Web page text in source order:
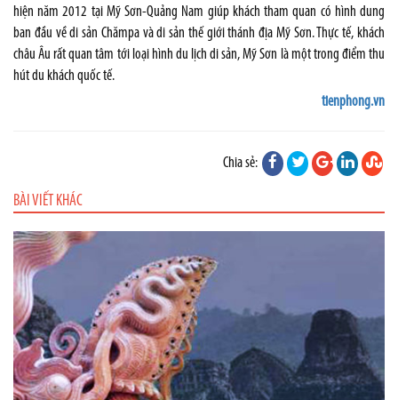
hiện năm 2012 tại Mỹ Sơn-Quảng Nam giúp khách tham quan có hình dung
ban đầu về di sản Chămpa và di sản thế giới thánh địa Mỹ Sơn. Thực tế, khách
châu Âu rất quan tâm tới loại hình du lịch di sản, Mỹ Sơn là một trong điểm thu
hút du khách quốc tế.
tienphong.vn
Chia sẻ:
BÀI VIẾT KHÁC